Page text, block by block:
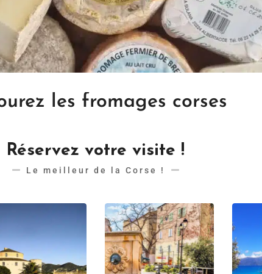
les fromages corses
Réservez votre visite !
Le meilleur de la Corse !